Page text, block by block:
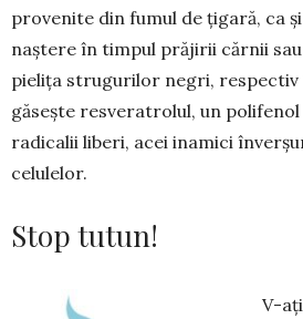
provenite din fumul de țigară, ca
naștere în tim­pul prăjirii cărnii
pielița strugurilor negri, respectiv
găsește resveratrolul, un
radicalii liberi, acei inamici
celulelor.
Stop tutun!
V-